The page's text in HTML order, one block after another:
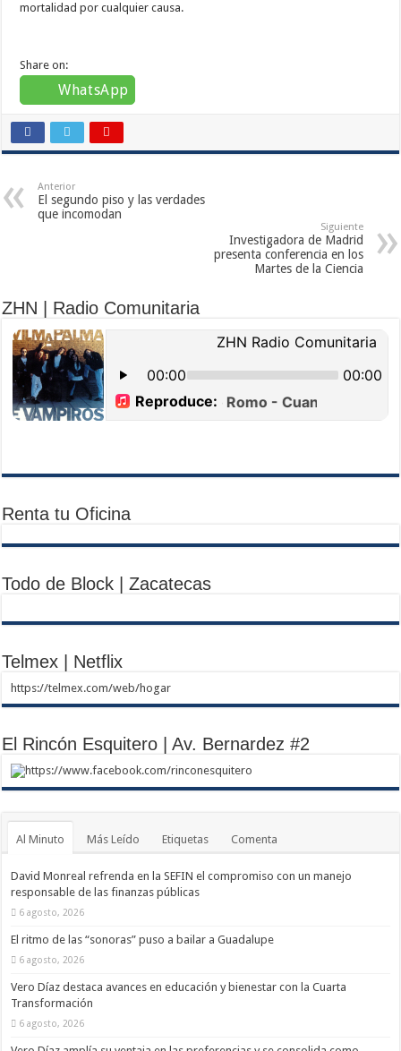
mortalidad por cualquier causa.
Share on:
WhatsApp
Anterior
El segundo piso y las verdades
que incomodan
Siguiente
Investigadora de Madrid
presenta conferencia en los
Martes de la Ciencia
ZHN | Radio Comunitaria
Renta tu Oficina
Todo de Block | Zacatecas
Telmex | Netflix
https://telmex.com/web/hogar
El Rincón Esquitero | Av. Bernardez #2
https://www.facebook.com/rinconesquitero
Al Minuto Más Leído Etiquetas Comenta
David Monreal refrenda en la SEFIN el compromiso con un manejo
responsable de las finanzas públicas
6 agosto, 2026
El ritmo de las “sonoras” puso a bailar a Guadalupe
6 agosto, 2026
Vero Díaz destaca avances en educación y bienestar con la Cuarta
Transformación
6 agosto, 2026